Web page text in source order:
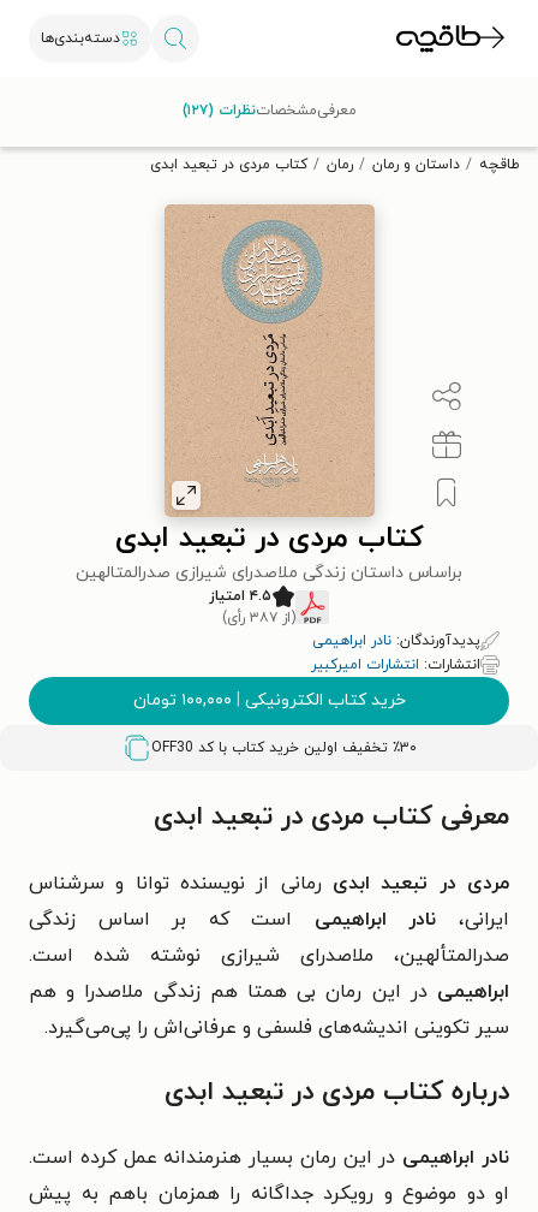
دسته‌بندی‌ها
تخفیف از طاقچه دریافت کن.
طاقچه داستان و رمان رمان کتاب مردی در تبعید ابدی
کتاب مردی در تبعید ابدی
ب‍راس‍اس‌ داس‍ت‍ان‌ زن‍دگ‍ی‌ م‍لاص‍درای‌ ش‍ی‍رازی‌ ص‍درال‍م‍ت‍ال‍ه‍ی‍ن
۴.۵ امتیاز
(از ۳۸۷ رأی)
پدیدآورندگان: نادر ابراهیمی
انتشارات: انتشارات امیرکبیر
خرید کتاب الکترونیکی | ۱۰۰,۰۰۰ تومان
٪۳۰ تخفیف اولین خرید کتاب با کد OFF30
معرفیمشخصاتنظرات (۱۲۷)
معرفی کتاب مردی در تبعید ابدی
مردی در تبعید ابدی رمانی از نویسنده توانا و سرشناس
ایرانی، نادر ابراهیمی
است که بر اساس زندگی
صدرالمتألهین، ملاصدرای شیرازی نوشته شده است.
ابراهیمیدر این رمان بی همتا هم زندگی ملاصدرا و هم
سیر تکوینی اندیشه‌های فلسفی و عرفانی‌اش را پی‌می‌گیرد.
درباره کتاب مردی در تبعید ابدی
نادر ابراهیمی در این رمان بسیار هنرمندانه عمل کرده است.
او دو موضوع و رویکرد جداگانه را همزمان باهم به پیش